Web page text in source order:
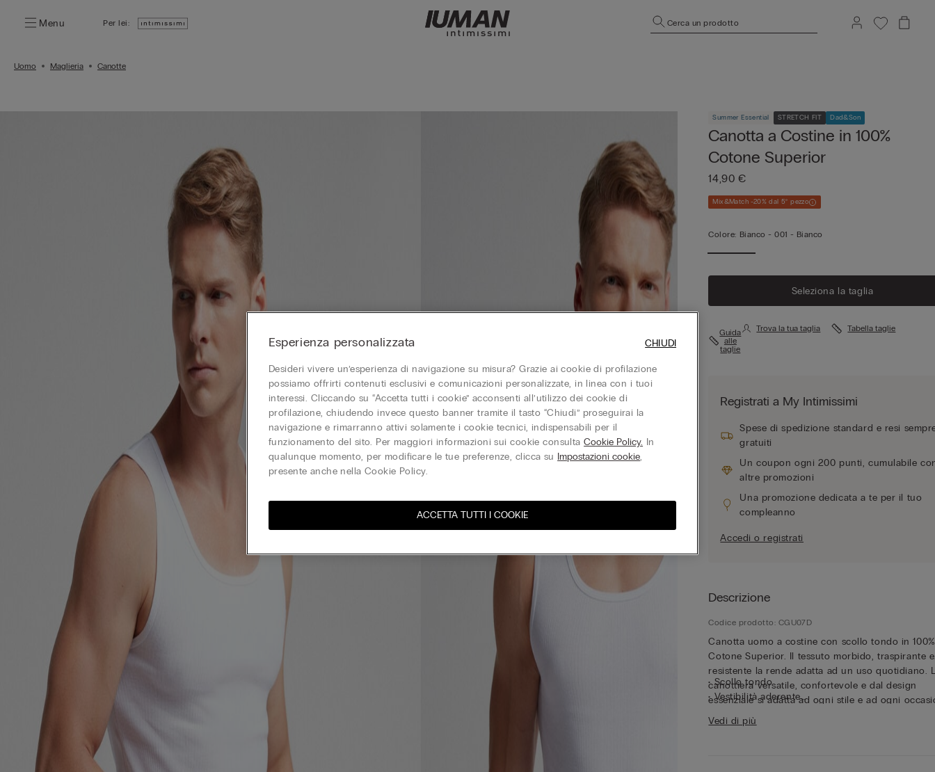
Menu Per lei: Cerca un prodotto
Uomo Maglieria Canotte
Summer Essential STRETCH FIT Dad&Son
Canotta a Costine in 100%
Cotone Superior
14,90 €
Mix&Match -20% dal 5° pezzo
Colore: Bianco -001 - Bianco
Seleziona la taglia
Guida
alle
taglie
Trova la tua taglia Tabella taglie
Registrati a My Intimissimi
Spese di spedizione standard e resi
gratuiti
Un coupon ogni 200 punti, cumulabile
altre promozioni
Una promozione dedicata a te per il tuo
compleanno
Accedi o registrati
Descrizione
Codice prodotto: CGU07D
Canotta uomo a costine con scollo tondo in 100%
Cotone Superior. Il tessuto morbido, traspirante e
resistente la rende adatta ad un uso quotidiano.
canottiera versatile, confortevole e dal design
essenziale si adatta ad ogni stile e ad ogni
sia come canotta intima, sia da utlizzare sotto
aperte per un look casual. Naturalmente elastica,
• Scollo tondo
• Vestibilità aderente
Vedi di più
Esperienza personalizzata
Desideri vivere un’esperienza di navigazione su misura? Grazie ai cookie di profilazione
possiamo offrirti contenuti esclusivi e comunicazioni personalizzate, in linea con i tuoi
interessi. Cliccando su “Accetta tutti i cookie” acconsenti all’utilizzo dei cookie di
profilazione, chiudendo invece questo banner tramite il tasto “Chiudi” proseguirai la
navigazione e rimarranno attivi solamente i cookie tecnici, indispensabili per il
funzionamento del sito. Per maggiori informazioni sui cookie consultaCookie Policy. In
qualunque momento, per modificare le tue preferenze, clicca su Impostazioni cookie,
presente anche nella Cookie Policy.
ACCETTA TUTTI I COOKIE
CHIUDI